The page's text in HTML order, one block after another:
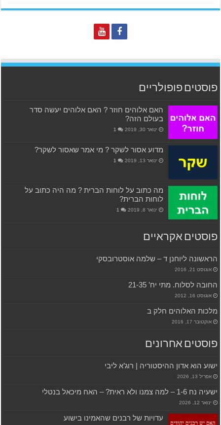
פוסטים פופולריים
האם אלוהים חוזר ? האם אלוהים יעשה סדר
בעולם הזה?
ינואר 30, 2019 1
מדוע אסור לשקר ? מי אמר שאסור לשקר?
ינואר 13, 2019 1
מה כתוב על לוחות הברית ? מה היה כתוב על
לוחות הברית?
ינואר 8, 2019 1
פוסטים אקראיים
הראשונה ליוחנן ד – שלמה אוסטרובסקי
אוגוסט 21, 2016
החובה לסלוח. מתי יח’ 21-35
אוגוסט 16, 2012
מלכות האלוהים חלק ב
אוקטובר 17, 2016
פוסטים אחרונים
ישוע הוא אדון ההיסטוריה | רוג’א ליבי
אפריל 13, 2026
ישעיה נח 1-6 – למה צמנו ולא ראית? – האח מיכאל בנטלי
ינואר 12, 2026
עדויות של רבנים שהאמינו בישוע